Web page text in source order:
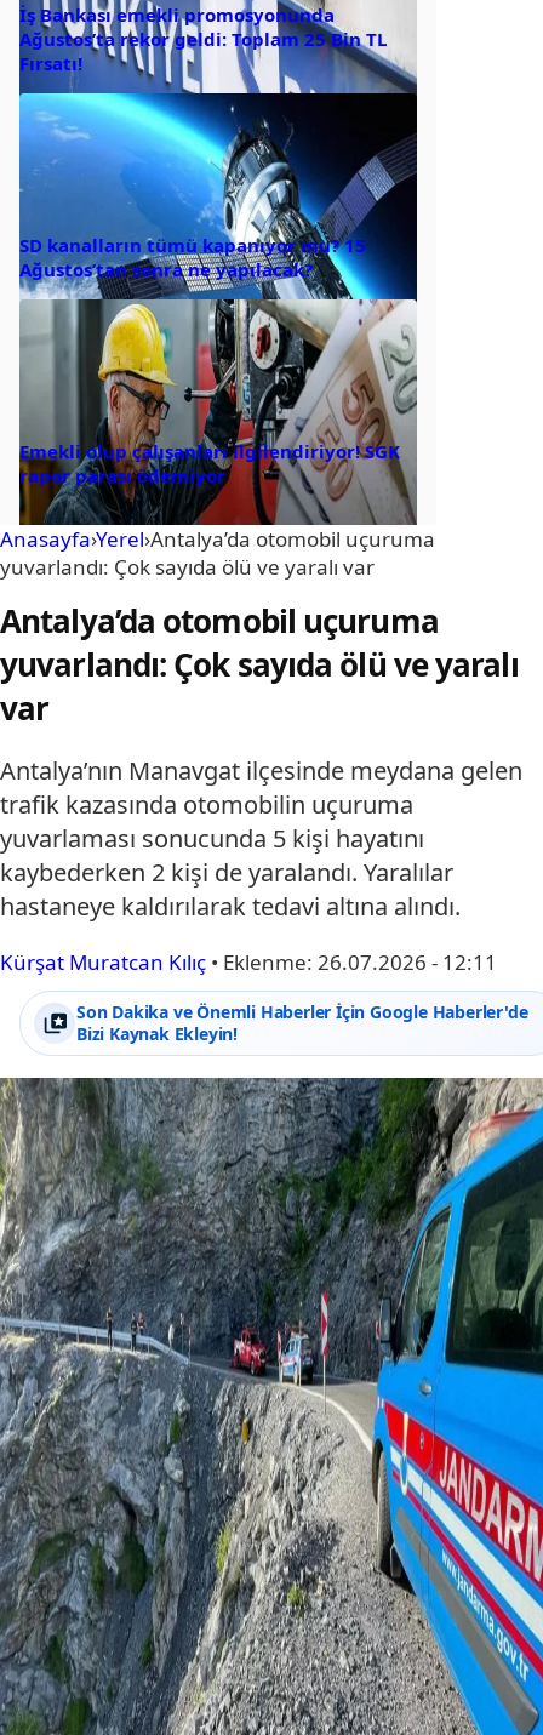
İş Bankası emekli promosyonunda
Ağustos’ta rekor geldi: Toplam 25 Bin TL
Fırsatı!
SD kanalların tümü kapanıyor mu? 15
Ağustos’tan sonra ne yapılacak?
Emekli olup çalışanları ilgilendiriyor! SGK
rapor parası ödemiyor
Anasayfa›Yerel›Antalya’da otomobil uçuruma
yuvarlandı: Çok sayıda ölü ve yaralı var
Antalya’da otomobil uçuruma
yuvarlandı: Çok sayıda ölü ve yaralı
var
Antalya’nın Manavgat ilçesinde meydana gelen
trafik kazasında otomobilin uçuruma
yuvarlaması sonucunda 5 kişi hayatını
kaybederken 2 kişi de yaralandı. Yaralılar
hastaneye kaldırılarak tedavi altına alındı.
Kürşat Muratcan Kılıç • Eklenme: 26.07.2026 - 12:11
Son Dakika ve Önemli Haberler İçin Google Haberler'de
Bizi Kaynak Ekleyin!